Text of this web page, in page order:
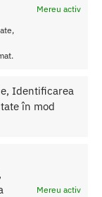
Mereu activ
Identificarea
în mod
Mereu activ
Tester
HQ for Her 1ml